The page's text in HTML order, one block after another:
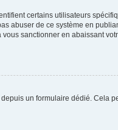
certains utilisateurs
abuser de ce système en
sanctionner en abaissant
un formulaire dédié. Cela